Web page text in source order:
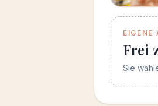
EIGENE
Frei
Sie